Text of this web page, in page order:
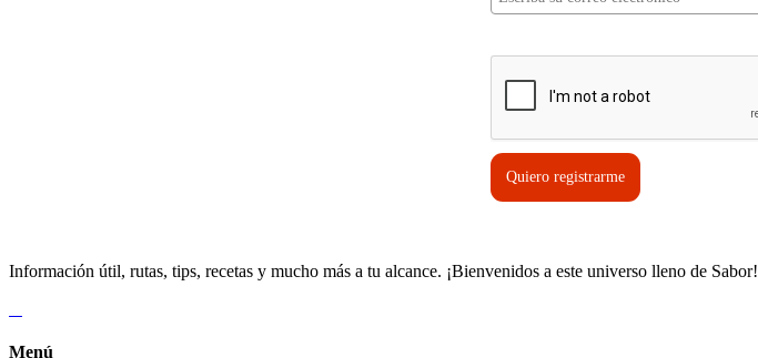
Quiero registrarme
Información útil, rutas, tips, recetas y mucho más a tu alcance. ¡Bienvenidos a este universo lleno de Sabor!
Menú